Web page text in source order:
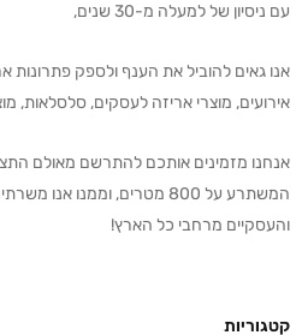
עם ניסיון של למעלה מ-30 שנים,
אנו גאים להוביל את הענף ולספק פתרונות
אירועים, מוצרי אריזה לעסקים, סלסלאות,
אנחנו מזמינים אותכם להתרשם מאולם
המשתרע על 800 מטרים, וממנו
והעסקיים מרחבי כל הארץ!
קטגוריות